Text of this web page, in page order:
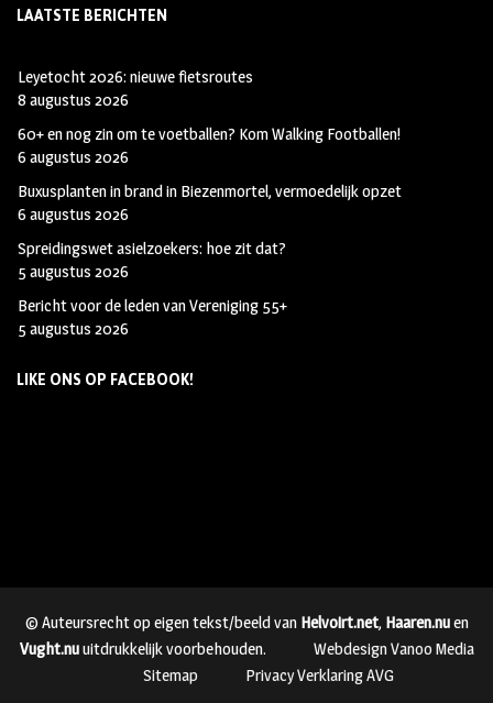
LAATSTE BERICHTEN
Leyetocht 2026: nieuwe fietsroutes
8 augustus 2026
60+ en nog zin om te voetballen? Kom Walking Footballen!
6 augustus 2026
Buxusplanten in brand in Biezenmortel, vermoedelijk opzet
6 augustus 2026
Spreidingswet asielzoekers: hoe zit dat?
5 augustus 2026
Bericht voor de leden van Vereniging 55+
5 augustus 2026
LIKE ONS OP FACEBOOK!
© Auteursrecht op eigen tekst/beeld van Helvoirt.net, Haaren.nuen
Vught.nuuitdrukkelijk voorbehouden.
Webdesign Vanoo Media
Sitemap
Privacy Verklaring AVG